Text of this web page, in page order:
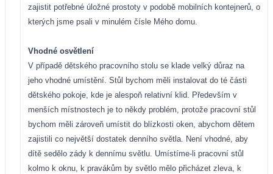
zajistit potřebné úložné prostoty v podobě mobilních kontejnerů, o
kterých jsme psali v minulém čísle Mého domu.
Vhodné osvětlení
V případě dětského pracovního stolu se klade velký důraz na
jeho vhodné umístění. Stůl bychom měli instalovat do té části
dětského pokoje, kde je alespoň relativní klid. Především v
menších místnostech je to někdy problém, protože pracovní stůl
bychom měli zároveň umístit do blízkosti oken, abychom dětem
zajistili co největší dostatek denního světla. Není vhodné, aby
dítě sedělo zády k dennímu světlu. Umístíme-li pracovní stůl
kolmo k oknu, k pravákům by světlo mělo přicházet zleva, k